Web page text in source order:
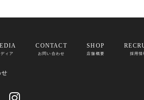
ディア
CONTACT
お問い合わせ
SHOP
店舗概要 採用情
せ
